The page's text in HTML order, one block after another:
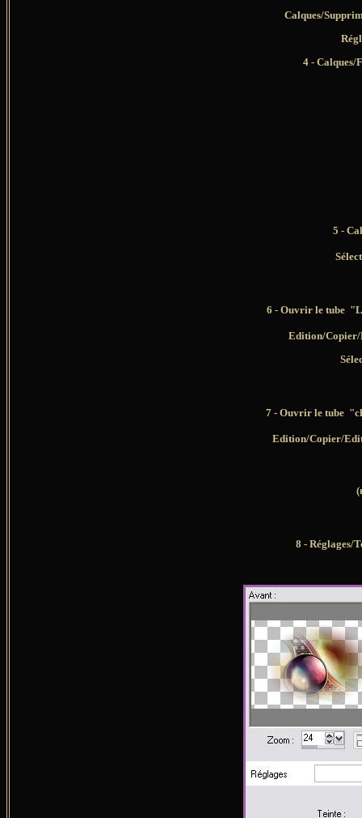
Calques/
4 - Calques/
5 -
6 - Ouvrir le tube
Edition/Copier/
7 - Ouvrir le tube
Edition/Copier/
8 - Réglages/